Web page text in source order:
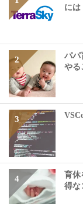
には
パパ
やる
育休
得な